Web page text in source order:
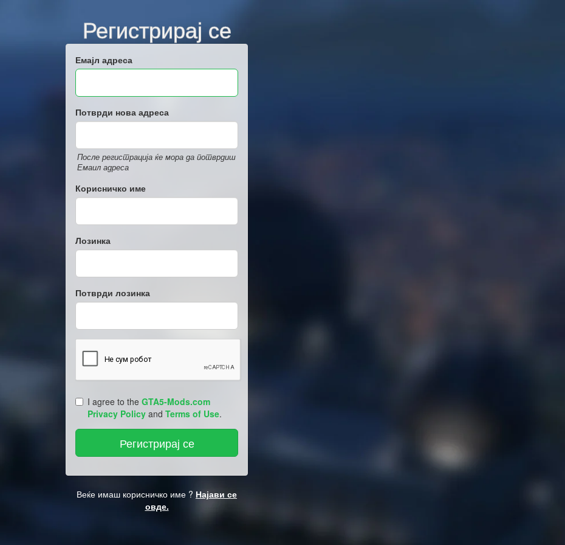
Регистрирај се
Емајл адреса
Потврди нова адреса
После регистрација ќе мора да потврдиш
Емаил адреса
Корисничко име
Лозинка
Потврди лозинка
I agree to the GTA5-Mods.com
Privacy Policy and Terms of Use.
Веќе имаш корисничко име ? Најави се
овде.